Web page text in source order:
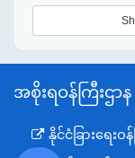
အစိုးရဝန်ကြီးဌာ
နိုင်ငံခြားရေးဝ